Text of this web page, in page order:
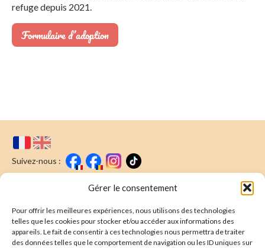
Gérer le consentement
Pour offrir les meilleures expériences, nous utilisons des technologies
telles que les cookies pour stocker et/ou accéder aux informations des
appareils. Le fait de consentir à ces technologies nous permettra de traiter
des données telles que le comportement de navigation ou les ID uniques sur
refuge depuis 2021.
Formulaire d’adoption
Suivez-nous :
Nous écrire
Newsletter
E-mail* : Souscrire